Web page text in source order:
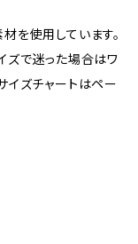
を使用しています。
ズで迷った場合はワ
イズチャートはペー